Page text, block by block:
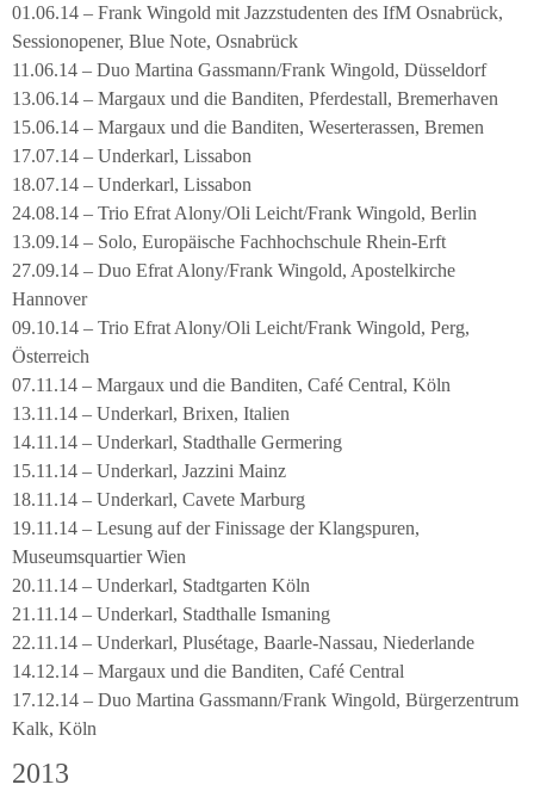
01.06.14 – Frank Wingold mit Jazzstudenten des IfM Osnabrück,
Sessionopener, Blue Note, Osnabrück
11.06.14 – Duo Martina Gassmann/Frank Wingold, Düsseldorf
13.06.14 – Margaux und die Banditen, Pferdestall, Bremerhaven
15.06.14 – Margaux und die Banditen, Weserterassen, Bremen
17.07.14 – Underkarl, Lissabon
18.07.14 – Underkarl, Lissabon
24.08.14 – Trio Efrat Alony/Oli Leicht/Frank Wingold, Berlin
13.09.14 – Solo, Europäische Fachhochschule Rhein-Erft
27.09.14 – Duo Efrat Alony/Frank Wingold, Apostelkirche
Hannover
09.10.14 – Trio Efrat Alony/Oli Leicht/Frank Wingold, Perg,
Österreich
07.11.14 – Margaux und die Banditen, Café Central, Köln
13.11.14 – Underkarl, Brixen, Italien
14.11.14 – Underkarl, Stadthalle Germering
15.11.14 – Underkarl, Jazzini Mainz
18.11.14 – Underkarl, Cavete Marburg
19.11.14 – Lesung auf der Finissage der Klangspuren,
Museumsquartier Wien
20.11.14 – Underkarl, Stadtgarten Köln
21.11.14 – Underkarl, Stadthalle Ismaning
22.11.14 – Underkarl, Plusétage, Baarle-Nassau, Niederlande
14.12.14 – Margaux und die Banditen, Café Central
17.12.14 – Duo Martina Gassmann/Frank Wingold, Bürgerzentrum
Kalk, Köln
2013